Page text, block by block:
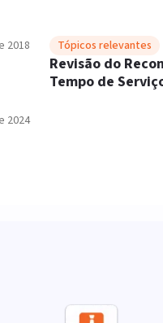
2018 Tópicos relevantes
Revisão do
Tempo de
2024